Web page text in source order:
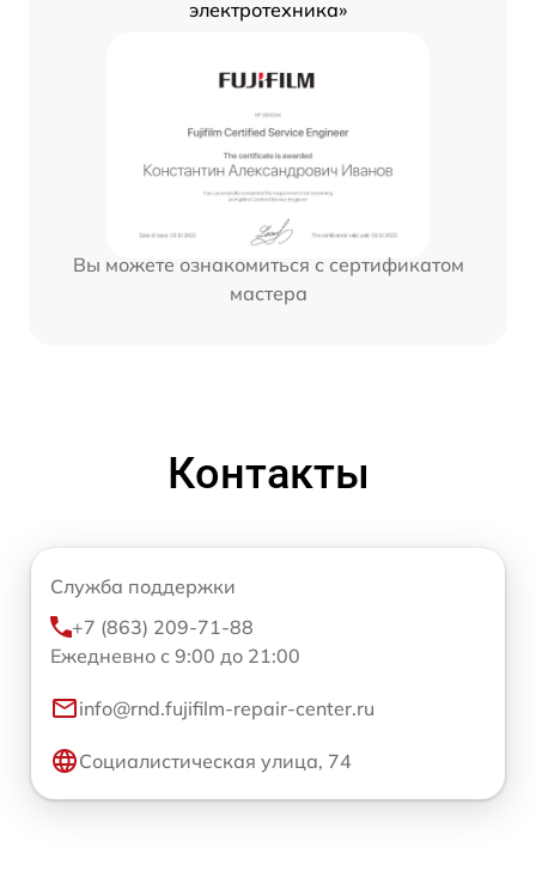
электротехника»
Вы можете ознакомиться с сертификатом
мастера
Контакты
Служба поддержки
+7 (863) 209-71-88
Ежедневно с 9:00 до 21:00
info@rnd.fujifilm-repair-center.ru
Социалистическая улица, 74